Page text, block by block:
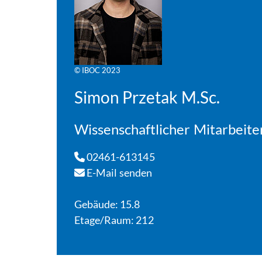
© IBOC 2023
Simon Przetak M.Sc.
Wissenschaftlicher
02461-613145
E-Mail senden
Gebäude: 15.8
Etage/Raum: 212